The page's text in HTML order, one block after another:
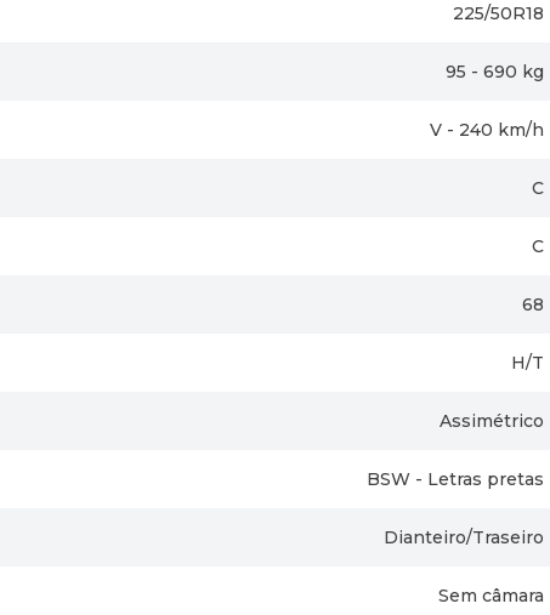
225/50R18
95 - 690 kg
V - 240 km/h
C
C
68
H/T
Assimétrico
BSW - Letras pretas
Dianteiro/Traseiro
Sem câmara